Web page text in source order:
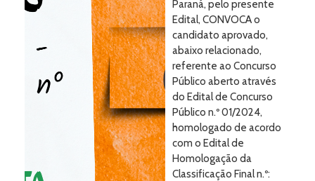
Paraná, pelo presente
Edital, CONVOCA o
candidato aprovado,
abaixo relacionado,
referente ao Concurso
Público aberto através
do Edital de Concurso
Público n.º 01/2024,
homologado de acordo
com o Edital de
Homologação da
Classificação Final n.º: